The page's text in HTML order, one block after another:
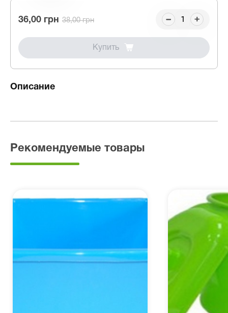
36,00 грн 38,00 грн
Купить
Описание
Рекомендуемые товары